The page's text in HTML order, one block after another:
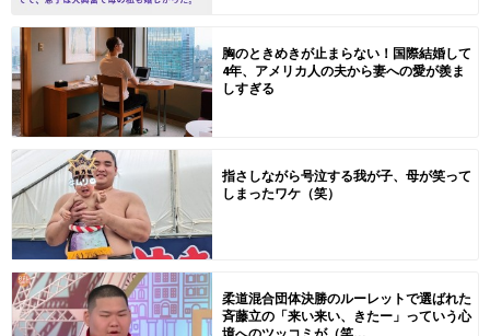
胸のときめきが止まらない！国際結婚して
4年、アメリカ人の夫から妻への愛が羨ま
しすぎる
指さしながら号泣する我が子、母が笑って
しまったワケ（笑）
柔道混合団体決勝のルーレットで選ばれた
斉藤立の「来い来い、きたー」っていう心
境へのツッコミが（笑...